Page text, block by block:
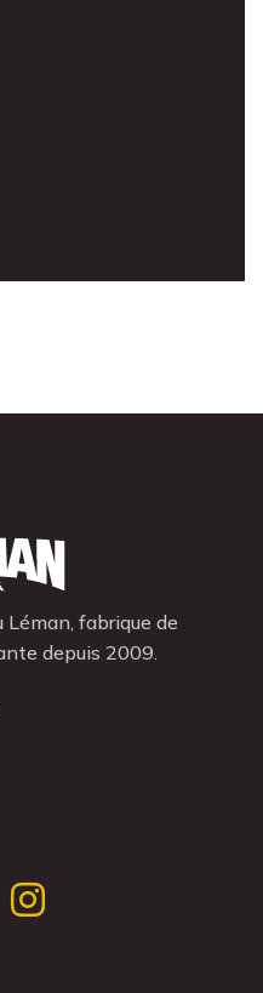
Léman, fabrique de
depuis 2009.